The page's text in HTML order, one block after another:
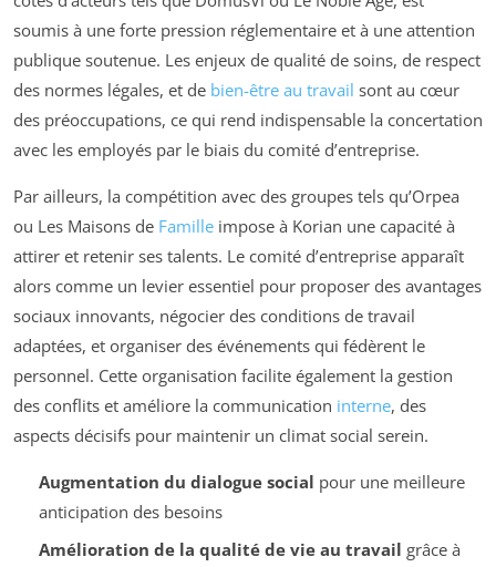
soumis à une forte pression réglementaire et à une attention
publique soutenue. Les enjeux de qualité de soins, de respect
des normes légales, et de bien-être au travail sont au cœur
des préoccupations, ce qui rend indispensable la concertation
avec les employés par le biais du comité d’entreprise.
Par ailleurs, la compétition avec des groupes tels qu’Orpea
ou Les Maisons de Famille impose à Korian une capacité à
attirer et retenir ses talents. Le comité d’entreprise apparaît
alors comme un levier essentiel pour proposer des avantages
sociaux innovants, négocier des conditions de travail
adaptées, et organiser des événements qui fédèrent le
personnel. Cette organisation facilite également la gestion
des conflits et améliore la communication interne, des
aspects décisifs pour maintenir un climat social serein.
Augmentation du dialogue social pour une meilleure
anticipation des besoins
Amélioration de la qualité de vie au travail grâce à